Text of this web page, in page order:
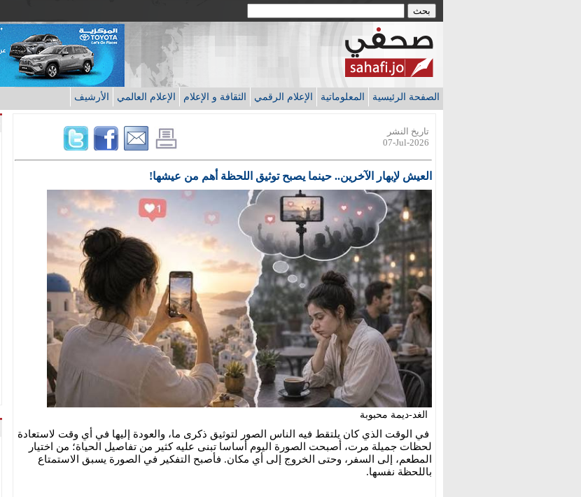
الصفحة الرئيسية المعلوماتية الإعلام الرقمي الثقافة و الإعلام الإعلام العالمي الأرشيف
تاريخ النشر
07-Jul-2026
العيش لإبهار الآخرين.. حينما يصبح توثيق اللحظة أهم من عيشها!
الغد-ديمة محبوبة
في الوقت الذي كان يلتقط فيه الناس الصور لتوثيق ذكرى ما، والعودة إليها في أي وقت لاستعادة
لحظات جميلة مرت، أصبحت الصورة اليوم أساسا تبنى عليه كثير من تفاصيل الحياة؛ من اختيار
المطعم، إلى السفر، وحتى الخروج إلى أي مكان. فأصبح التفكير في الصورة يسبق الاستمتاع
باللحظة نفسها.